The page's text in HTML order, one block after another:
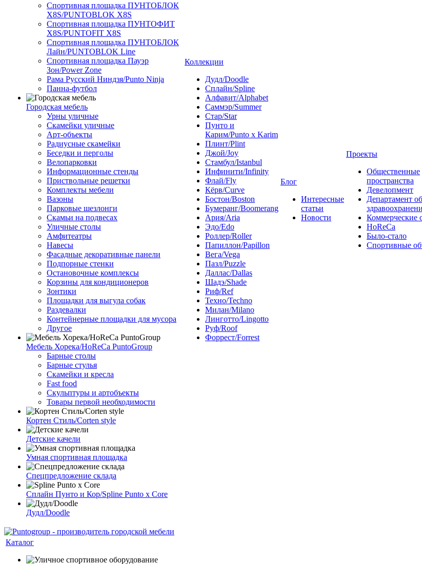
Спортивная площадка ПУНТОБЛОК
X8S/PUNTOBLOK X8S
Спортивная площадка ПУНТОФИТ
X8S/PUNTOFIT X8S
Спортивная площадка ПУНТОБЛОК
Лайн/PUNTOBLOK Line
Спортивная площадка Пауэр
Зон/Power Zone
Рама Русский Ниндзя/Punto Ninja
Панна-футбол
Городская мебель
Урны уличные
Скамейки уличные
Арт-объекты
Радиусные скамейки
Беседки и перголы
Велопарковки
Информационные стенды
Приствольные решетки
Комплекты мебели
Вазоны
Парковые шезлонги
Скамьи на подвесах
Уличные столы
Амфитеатры
Навесы
Фасадные декоративные панели
Подпорные стенки
Остановочные комплексы
Корзины для кондиционеров
Зонтики
Площадки для выгула собак
Раздевалки
Контейнерные площадки для мусора
Другое
Мебель Хорека/HoReCa PuntoGroup
Барные столы
Барные стулья
Скамейки и кресла
Fast food
Скульптуры и артобъекты
Товары первой необходимости
Кортен Стиль/Corten style
Детские качели
Умная спортивная площадка
Спецпредложение склада
Сплайн Пунто и Кор/Spline Punto x Core
Дудл/Doodle
Коллекции
Дудл/Doodle
Сплайн/Spline
Алфавит/Alphabet
Саммэр/Summer
Стар/Star
Пунто и
Карим/Punto x Karim
Плинт/Plint
Джой/Joy
Стамбул/Istanbul
Инфинити/Infinity
Флай/Fly
Кёрв/Curve
Бостон/Boston
Бумеранг/Boomerang
Ария/Aria
Эдо/Edo
Роллер/Roller
Папиллон/Papillon
Вега/Vega
Пазл/Puzzle
Даллас/Dallas
Шадэ/Shade
Риф/Ref
Техно/Techno
Милан/Milano
Линготто/Lingotto
Руф/Roof
Форрест/Forrest
Блог
Интересные
статьи
Новости
Проекты
Общественные
пространства
Девелопмент
Департамент
Коммерческие
HoReCa
Было-стало
Спортивные
Каталог